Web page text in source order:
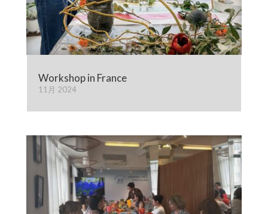
Workshop in France
11月 2024